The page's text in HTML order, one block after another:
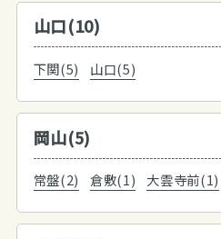
山口(10)
下関(5) 山口(5)
岡山(5)
常盤(2) 倉敷(1) 大雲寺前(1)